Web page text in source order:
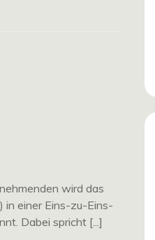
wird das
in einer Eins-zu-Eins-
Dabei spricht [...]